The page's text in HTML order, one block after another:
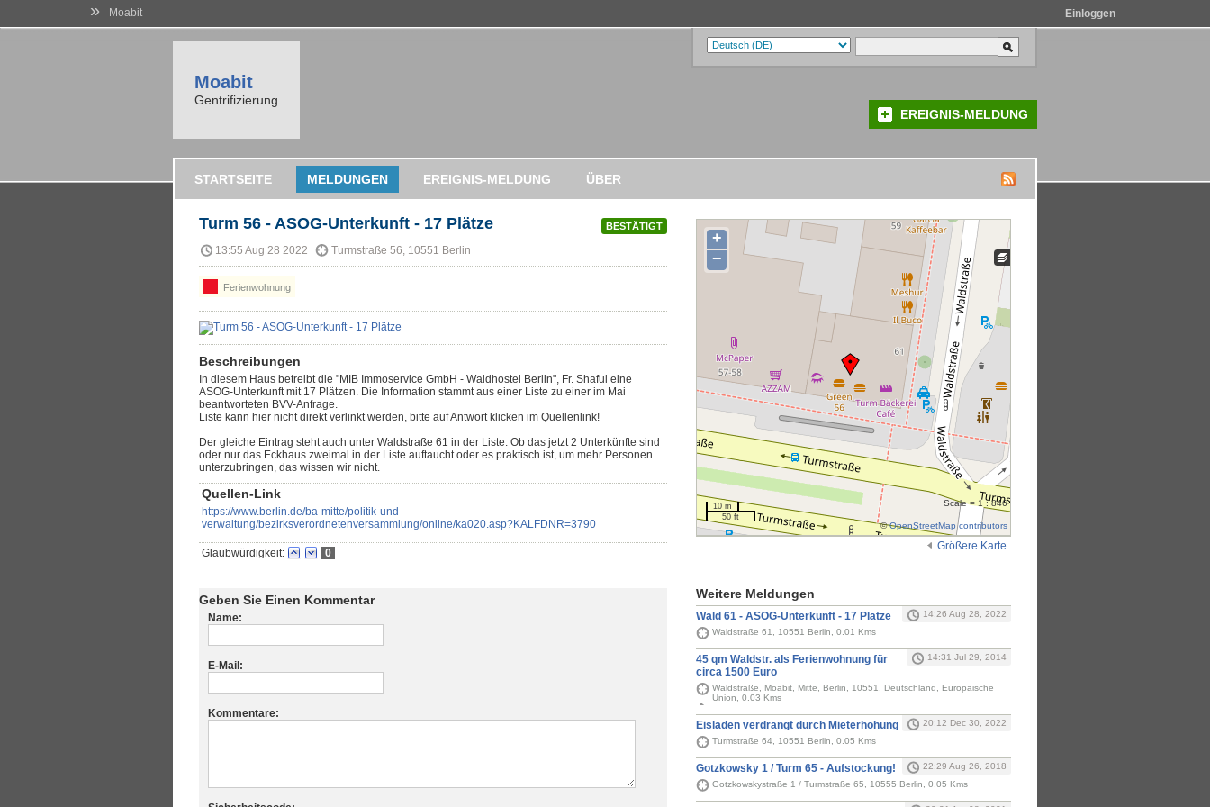
» Moabit Einloggen
Moabit
Gentrifizierung
EREIGNIS-MELDUNG
STARTSEITE MELDUNGEN EREIGNIS-MELDUNG ÜBER
BESTÄTIGT
Turm 56 - ASOG-Unterkunft - 17 Plätze
13:55 Aug 28 2022 Turmstraße 56, 10551 Berlin
Ferienwohnung
Beschreibungen
In diesem Haus betreibt die "MIB Immoservice GmbH - Waldhostel Berlin", Fr. Shaful eine
ASOG-Unterkunft mit 17 Plätzen. Die Information stammt aus einer Liste zu einer im Mai
beantworteten BVV-Anfrage.
Liste kann hier nicht direkt verlinkt werden, bitte auf Antwort klicken im Quellenlink!
Der gleiche Eintrag steht auch unter Waldstraße 61 in der Liste. Ob das jetzt 2 Unterkünfte sind
oder nur das Eckhaus zweimal in der Liste auftaucht oder es praktisch ist, um mehr Personen
unterzubringen, das wissen wir nicht.
Quellen-Link
https://www.berlin.de/ba-mitte/politik-und-
verwaltung/bezirksverordnetenversammlung/online/ka020.asp?KALFDNR=3790
Glaubwürdigkeit: 0
Geben Sie Einen Kommentar
Name:
E-Mail:
Kommentare:
+
−
10 m
50 ft
Scale = 1 : 846
©OpenStreetMap contributors
Größere Karte
Weitere Meldungen
Wald 61 - ASOG-Unterkunft - 17 Plätze
14:26 Aug 28, 2022
Waldstraße 61, 10551 Berlin, 0.01 Kms
45 qm Waldstr. als Ferienwohnung für
circa 1500 Euro
14:31 Jul 29, 2014
Waldstraße, Moabit, Mitte, Berlin, 10551, Deutschland, Europäische
Union, 0.03 Kms
Eisladen verdrängt durch Mieterhöhung
20:12 Dec 30, 2022
Turmstraße 64, 10551 Berlin, 0.05 Kms
Gotzkowsky 1 / Turm 65 - Aufstockung!
22:29 Aug 26, 2018
Gotzkowskystraße 1 / Turmstraße 65, 10555 Berlin, 0.05 Kms